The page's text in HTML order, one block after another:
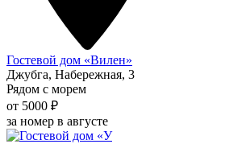
Гостевой дом «Вилен»
Джубга, Набережная, 3
Рядом с морем
от 5000 ₽
за номер в августе